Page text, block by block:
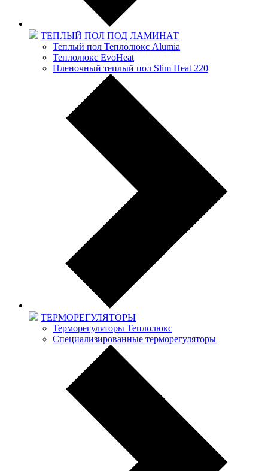
ТЕПЛЫЙ ПОЛ ПОД ЛАМИНАТ
Теплый пол Теплолюкс Alumia
Теплолюкс EvoHeat
Пленочный теплый пол Slim Heat 220
ТЕРМОРЕГУЛЯТОРЫ
Терморегуляторы Теплолюкс
Специализированные терморегуляторы